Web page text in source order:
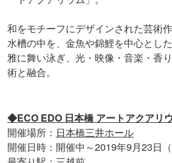
和をモチーフにデザインされた芸術
水槽の中を、金魚や錦鯉を中心とし
雅に舞い泳ぎ、光・映像・音楽・香
術と融合。
◆ECO EDO 日本橋 アートアクアリ
開催場所： 日本橋三井ホール
開催日時：開催中～2019年9月23日（